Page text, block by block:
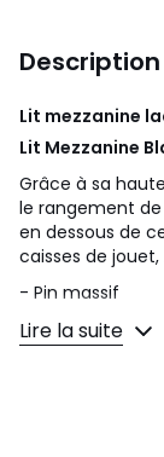
Lit mezzanine
Lit Mezzanine
Grâce à sa
le rangement
en dessous de
caisses de jouet,
- Pin massif
- Coloris : Blanc
Lire la suite